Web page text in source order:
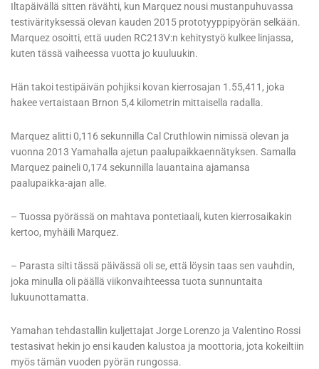
Iltapäivällä sitten rävähti, kun Marquez nousi mustanpuhuvassa
testivärityksessä olevan kauden 2015 prototyyppipyörän selkään.
Marquez osoitti, että uuden RC213V:n kehitystyö kulkee linjassa,
kuten tässä vaiheessa vuotta jo kuuluukin.
Hän takoi testipäivän pohjiksi kovan kierrosajan 1.55,411, joka
hakee vertaistaan Brnon 5,4 kilometrin mittaisella radalla.
Marquez alitti 0,116 sekunnilla Cal Cruthlowin nimissä olevan ja
vuonna 2013 Yamahalla ajetun paalupaikkaennätyksen. Samalla
Marquez paineli 0,174 sekunnilla lauantaina ajamansa
paalupaikka-ajan alle.
– Tuossa pyörässä on mahtava pontetiaali, kuten kierrosaikakin
kertoo, myhäili Marquez.
– Parasta silti tässä päivässä oli se, että löysin taas sen vauhdin,
joka minulla oli päällä viikonvaihteessa tuota sunnuntaita
lukuunottamatta.
Yamahan tehdastallin kuljettajat Jorge Lorenzo ja Valentino Rossi
testasivat hekin jo ensi kauden kalustoa ja moottoria, jota kokeiltiin
myös tämän vuoden pyörän rungossa.